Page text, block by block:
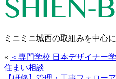
ミニミニ城西の取組みを中心
« ＜専門学校 日本デザイナー
住まい相談